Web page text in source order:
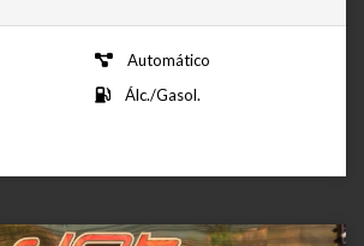
Automático
Álc./Gasol.